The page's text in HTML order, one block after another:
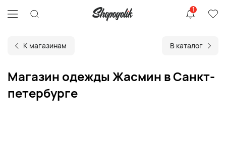
1
К магазинам В каталог
Магазин одежды Жасмин в Санкт-
петербурге